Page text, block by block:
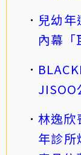
兒幼
內幕「
JISOO
林逸欣
年診